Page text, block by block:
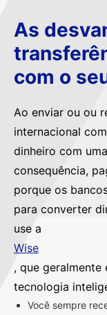
As
com o
Ao enviar ou ou
internacional
dinheiro com
consequência,
porque os
para converter
use a
Wise
, que geralmente
tecnologia
Você sempre